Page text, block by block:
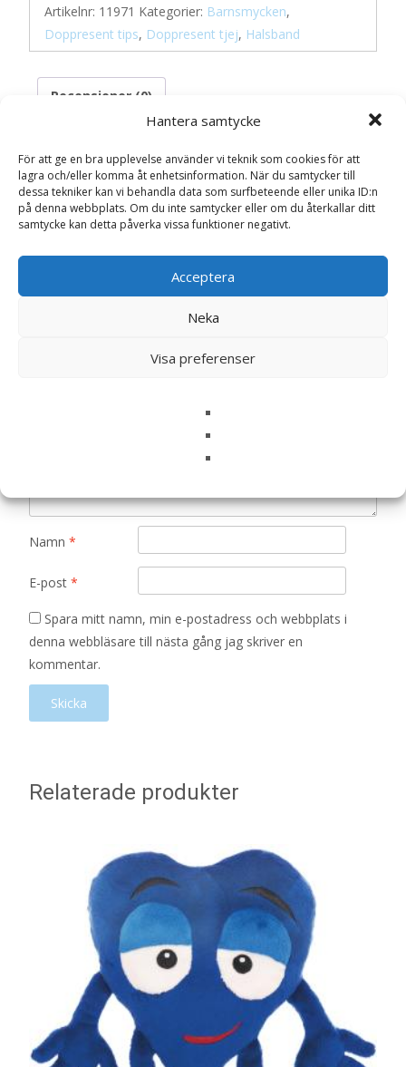
Hantera samtycke
För att ge en bra upplevelse använder vi teknik som cookies för att
lagra och/eller komma åt enhetsinformation. När du samtycker till
dessa tekniker kan vi behandla data som surfbeteende eller unika ID:n
på denna webbplats. Om du inte samtycker eller om du återkallar ditt
samtycke kan detta påverka vissa funktioner negativt.
Acceptera
Neka
Visa preferenser
Artikelnr: 11971 Kategorier: Barnsmycken,
Doppresent tips, Doppresent tjej, Halsband
Recensioner (0)
Recensioner
Det finns inga recensioner än.
Enhörning med vingar”
Namn *
E-post *
Spara mitt namn, min e-postadress och webbplats i
denna webbläsare till nästa gång jag skriver en
kommentar.
Relaterade produkter